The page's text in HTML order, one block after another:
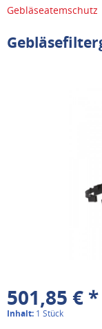
Gebläseatemschutz
501,85 € *
Inhalt: 1 Stück